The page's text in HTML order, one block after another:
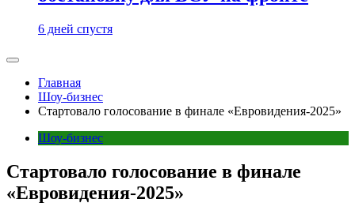
6 дней спустя
Главная
Шоу-бизнес
Стартовало голосование в финале «Евровидения-2025»
Шоу-бизнес
Стартовало голосование в финале
«Евровидения-2025»